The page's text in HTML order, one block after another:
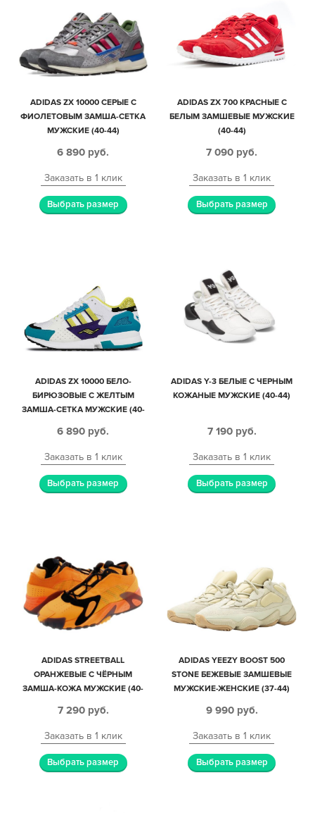
ADIDAS ZX 10000 СЕРЫЕ С
ФИОЛЕТОВЫМ ЗАМША-СЕТКА
МУЖСКИЕ (40-44)
6 890 руб.
Заказать в 1 клик
Выбрать размер
ADIDAS ZX 700 КРАСНЫЕ С
БЕЛЫМ ЗАМШЕВЫЕ МУЖСКИЕ
(40-44)
7 090 руб.
Заказать в 1 клик
Выбрать размер
ADIDAS ZX 10000 БЕЛО-
БИРЮЗОВЫЕ С ЖЕЛТЫМ
ЗАМША-СЕТКА МУЖСКИЕ (40-
6 890 руб.
Заказать в 1 клик
Выбрать размер
ADIDAS Y-3 БЕЛЫЕ С ЧЕРНЫМ
КОЖАНЫЕ МУЖСКИЕ (40-44)
7 190 руб.
Заказать в 1 клик
Выбрать размер
ADIDAS STREETBALL
ОРАНЖЕВЫЕ С ЧЁРНЫМ
ЗАМША-КОЖА МУЖСКИЕ (40-
7 290 руб.
Заказать в 1 клик
Выбрать размер
ADIDAS YEEZY BOOST 500
STONE БЕЖЕВЫЕ ЗАМШЕВЫЕ
МУЖСКИЕ-ЖЕНСКИЕ (37-44)
9 990 руб.
Заказать в 1 клик
Выбрать размер